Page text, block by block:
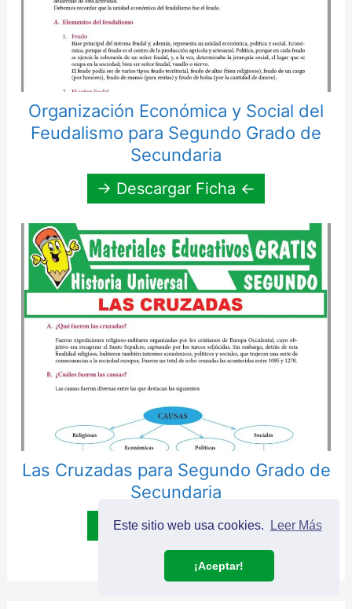
Este sitio web usa cookies. Leer Más
¡Aceptar!
Organización Económica y Social del
Feudalismo para Segundo Grado de
Secundaria
→ Descargar Ficha ←
Las Cruzadas para Segundo Grado de
Secundaria
→ Descargar Ficha ←